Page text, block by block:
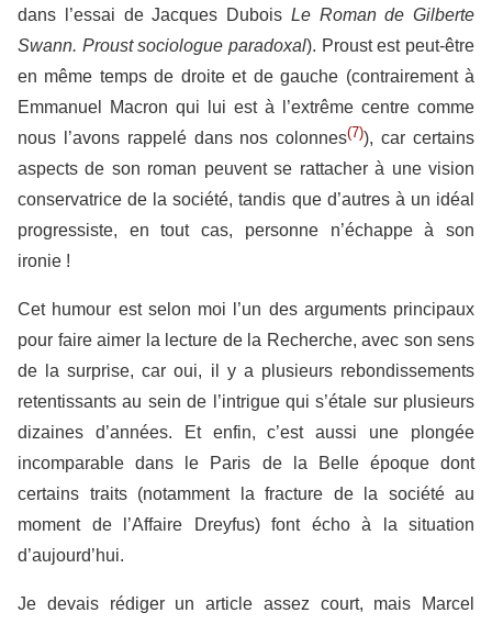
dans l’essai de Jacques Dubois Le Roman de Gilberte
Swann. Proust sociologue paradoxal). Proust est peut-être
en même temps de droite et de gauche (contrairement à
Emmanuel Macron qui lui est à l’extrême centre comme
nous l’avons rappelé dans nos colonnes(7)), car certains
aspects de son roman peuvent se rattacher à une vision
conservatrice de la société, tandis que d’autres à un idéal
progressiste, en tout cas, personne n’échappe à son
ironie !
Cet humour est selon moi l’un des arguments principaux
pour faire aimer la lecture de la Recherche, avec son sens
de la surprise, car oui, il y a plusieurs rebondissements
retentissants au sein de l’intrigue qui s’étale sur plusieurs
dizaines d’années. Et enfin, c’est aussi une plongée
incomparable dans le Paris de la Belle époque dont
certains traits (notamment la fracture de la société au
moment de l’Affaire Dreyfus) font écho à la situation
d’aujourd’hui.
Je devais rédiger un article assez court, mais Marcel